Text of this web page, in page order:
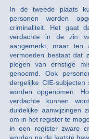
In de tweede plaats
personen worden
criminaliteit. Het gaat
verdachte in de zin
aangemerkt, maar
vermoeden bestaat dat
plegen van ernstige
genoemd. Ook
dergelijke CIE-
worden opgenomen.
verdachte kunnen
duidelijke aanwijzingen
om in het register te
in een register zware